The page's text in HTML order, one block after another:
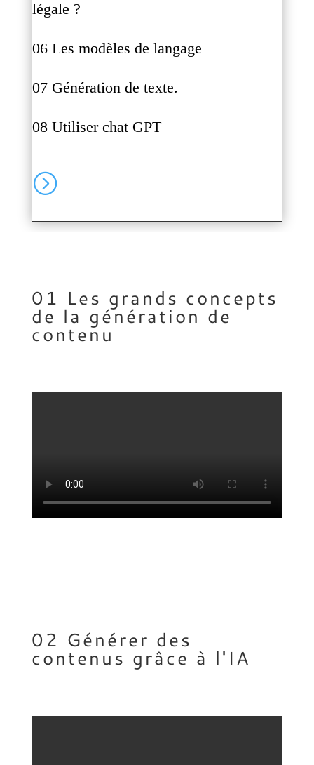
légale ?
06 Les modèles de langage
07 Génération de texte.
08 Utiliser chat GPT
=
01 Les grands concepts
de la génération de
contenu
02 Générer des
contenus grâce à l'IA